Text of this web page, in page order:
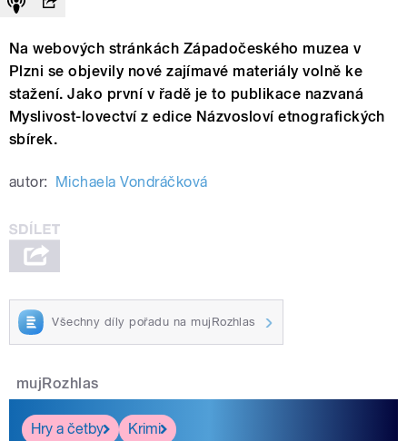
Na webových stránkách Západočeského muzea v
Plzni se objevily nové zajímavé materiály volně ke
stažení. Jako první v řadě je to publikace nazvaná
Myslivost-lovectví z edice Názvosloví etnografických
sbírek.
autor: Michaela Vondráčková
Všechny díly pořadu na mujRozhlas
mujRozhlas
Hry a četby
Krimi